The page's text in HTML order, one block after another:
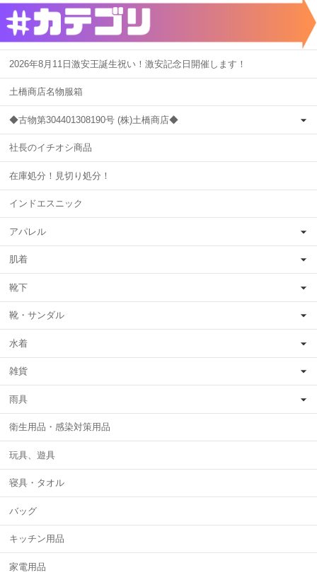
2026年8月11日激安王誕生祝い！激安記念日開催します！
土橋商店名物服箱
◆古物第304401308190号 (株)土橋商店◆
社長のイチオシ商品
在庫処分！見切り処分！
インドエスニック
アパレル
肌着
靴下
靴・サンダル
水着
雑貨
雨具
衛生用品・感染対策用品
玩具、遊具
寝具・タオル
バッグ
キッチン用品
家電用品